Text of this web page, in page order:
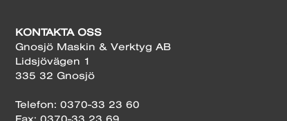
KONTAKTA OSS
Gnosjö Maskin & Verktyg AB
Lidsjövägen 1
335 32 Gnosjö
Telefon: 0370-33 23 60
Fax: 0370-33 23 69